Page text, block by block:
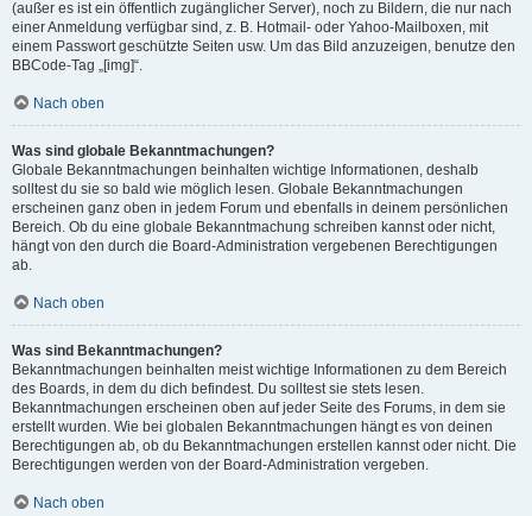
(außer es ist ein öffentlich zugänglicher Server), noch zu Bildern, die nur nach
einer Anmeldung verfügbar sind, z. B. Hotmail- oder Yahoo-Mailboxen, mit
einem Passwort geschützte Seiten usw. Um das Bild anzuzeigen, benutze den
BBCode-Tag „[img]“.
Nach oben
Was sind globale Bekanntmachungen?
Globale Bekanntmachungen beinhalten wichtige Informationen, deshalb
solltest du sie so bald wie möglich lesen. Globale Bekanntmachungen
erscheinen ganz oben in jedem Forum und ebenfalls in deinem persönlichen
Bereich. Ob du eine globale Bekanntmachung schreiben kannst oder nicht,
hängt von den durch die Board-Administration vergebenen Berechtigungen
ab.
Nach oben
Was sind Bekanntmachungen?
Bekanntmachungen beinhalten meist wichtige Informationen zu dem Bereich
des Boards, in dem du dich befindest. Du solltest sie stets lesen.
Bekanntmachungen erscheinen oben auf jeder Seite des Forums, in dem sie
erstellt wurden. Wie bei globalen Bekanntmachungen hängt es von deinen
Berechtigungen ab, ob du Bekanntmachungen erstellen kannst oder nicht. Die
Berechtigungen werden von der Board-Administration vergeben.
Nach oben